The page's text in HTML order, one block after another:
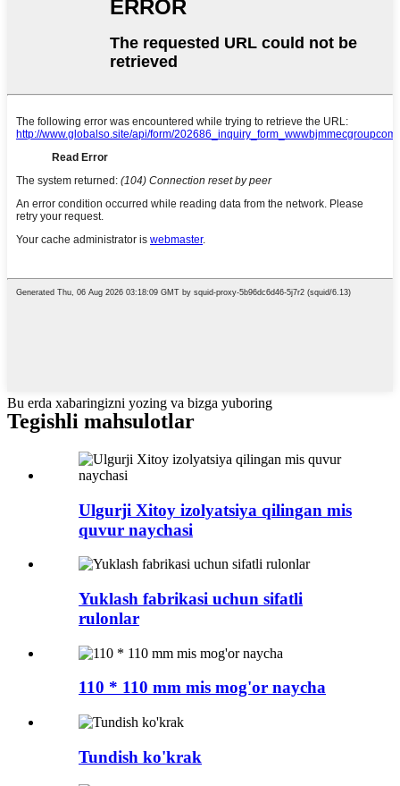
Bu erda xabaringizni yozing va bizga yuboring
Tegishli mahsulotlar
Ulgurji Xitoy izolyatsiya qilingan mis
quvur naychasi
Yuklash fabrikasi uchun sifatli
rulonlar
110 * 110 mm mis mog'or naycha
Tundish ko'krak